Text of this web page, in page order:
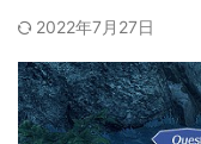
2022年7月27日